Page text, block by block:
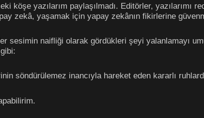
köşe yazılarım paylaşılmadı. Editörler,
zekâ, yaşamak için yapay zekânın fikirlerine
sesimin naifliği olarak gördükleri şeyi yalanlamayı
söndürülemez inancıyla hareket eden kararlı